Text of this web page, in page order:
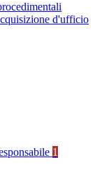
d'ufficio
1